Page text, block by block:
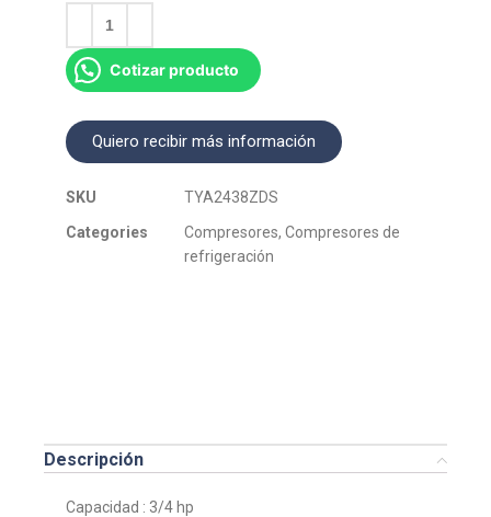
Cotizar producto
Quiero recibir más información
SKU
TYA2438ZDS
Categories
Compresores, Compresores de
refrigeración
Descripción
Capacidad : 3/4 hp